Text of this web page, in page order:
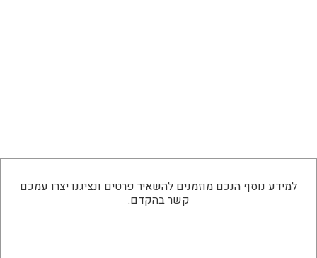
למידע נוסף הנכם מוזמנים להשאיר פרטים ונציגנו יצרו עמכם
קשר בהקדם.